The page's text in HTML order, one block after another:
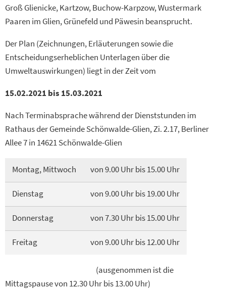
Groß Glienicke, Kartzow, Buchow-Karpzow, Wustermark
Paaren im Glien, Grünefeld und Päwesin beansprucht.
Der Plan (Zeichnungen, Erläuterungen sowie die
Entscheidungserheblichen Unterlagen über die
Umweltauswirkungen) liegt in der Zeit vom
15.02.2021 bis 15.03.2021
Nach Terminabsprache während der Dienststunden im
Rathaus der Gemeinde Schönwalde-Glien, Zi. 2.17, Berliner
Allee 7 in 14621 Schönwalde-Glien
Montag, Mittwoch von 9.00 Uhr bis 15.00 Uhr
Dienstag von 9.00 Uhr bis 19.00 Uhr
Donnerstag von 7.30 Uhr bis 15.00 Uhr
Freitag von 9.00 Uhr bis 12.00 Uhr
(ausgenommen ist die
Mittagspause von 12.30 Uhr bis 13.00 Uhr)